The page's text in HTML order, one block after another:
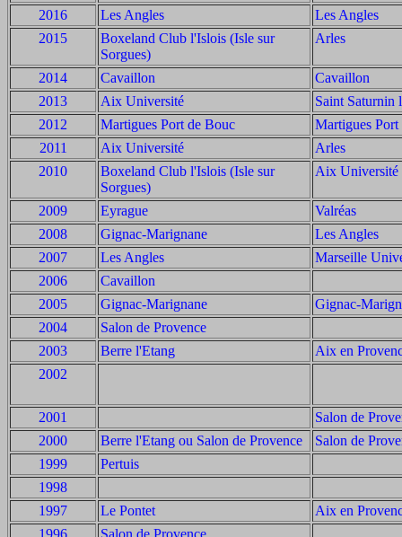
2016
Les Angles
Les Angles
2015
Boxeland Club l'Islois (Isle sur
Sorgues)
Arles
2014 Cavaillon
Cavaillon
2013
Aix Université
Saint Saturnin
2012
Martigues Port de Bouc
Martigues
2011
Aix Université
Arles
2010
Boxeland Club l'Islois (Isle sur
Sorgues)
Aix Université
2009 Eyrague
Valréas
2008
Gignac-Marignane
Les Angles
2007
Les Angles
Marseille
2006
Cavaillon
2005
Gignac-Marignane
Gignac-
2004
Salon de Provence
2003
Berre l'Etang
Aix en
2002
2001
Salon de
2000
Berre l'Etang ou Salon de Provence
Salon de
1999
Pertuis
1998
1997
Le Pontet
Aix en
1996
Salon de Provence